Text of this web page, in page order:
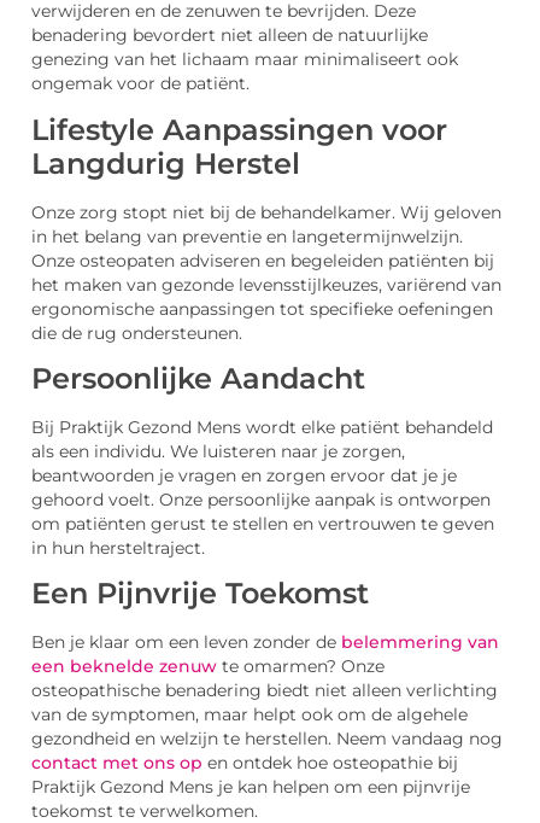
verwijderen en de zenuwen te bevrijden. Deze
benadering bevordert niet alleen de natuurlijke
genezing van het lichaam maar minimaliseert ook
ongemak voor de patiënt.
Lifestyle Aanpassingen voor
Langdurig Herstel
Onze zorg stopt niet bij de behandelkamer. Wij geloven
in het belang van preventie en langetermijnwelzijn.
Onze osteopaten adviseren en begeleiden patiënten bij
het maken van gezonde levensstijlkeuzes, variërend van
ergonomische aanpassingen tot specifieke oefeningen
die de rug ondersteunen.
Persoonlijke Aandacht
Bij Praktijk Gezond Mens wordt elke patiënt behandeld
als een individu. We luisteren naar je zorgen,
beantwoorden je vragen en zorgen ervoor dat je je
gehoord voelt. Onze persoonlijke aanpak is ontworpen
om patiënten gerust te stellen en vertrouwen te geven
in hun hersteltraject.
Een Pijnvrije Toekomst
Ben je klaar om een leven zonder de belemmering van
een beknelde zenuw te omarmen? Onze
osteopathische benadering biedt niet alleen verlichting
van de symptomen, maar helpt ook om de algehele
gezondheid en welzijn te herstellen. Neem vandaag nog
contact met ons op en ontdek hoe osteopathie bij
Praktijk Gezond Mens je kan helpen om een pijnvrije
toekomst te verwelkomen.